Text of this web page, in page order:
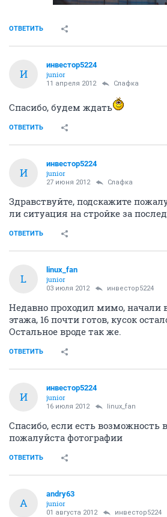
ОТВЕТИТЬ
И
инвестор5224
junior
11 апреля 2012 Слафка
Спасибо, будем ждать
ОТВЕТИТЬ
И
инвестор5224
junior
27 июня 2012 Слафка
Здравствуйте, подскажите
ли ситуация на стройке за
ОТВЕТИТЬ
L
linux_fan
junior
03 июля 2012 инвестор5224
Недавно проходил мимо, начали
этажа, 16 почти готов, кусок
Остальное вроде так же.
ОТВЕТИТЬ
И
инвестор5224
junior
16 июля 2012 linux_fan
Спасибо, если есть возможность
пожалуйста фотографии
ОТВЕТИТЬ
A
andry63
junior
01 августа 2012 инвестор5224